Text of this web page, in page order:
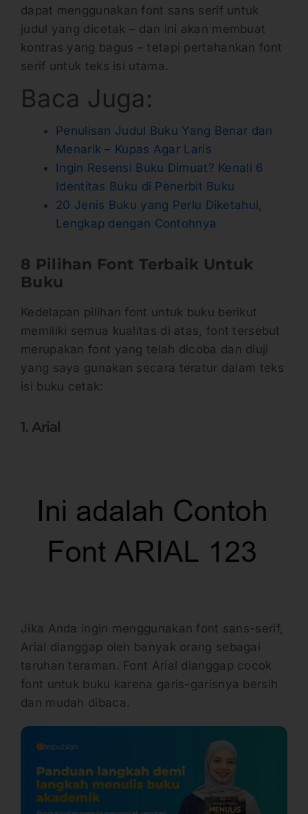
dapat menggunakan font sans serif untuk
judul yang dicetak – dan ini akan membuat
kontras yang bagus – tetapi pertahankan font
serif untuk teks isi utama.
Baca Juga:
Penulisan Judul Buku Yang Benar dan
Menarik – Kupas Agar Laris
Ingin Resensi Buku Dimuat? Kenali 6
Identitas Buku di Penerbit Buku
20 Jenis Buku yang Perlu Diketahui,
Lengkap dengan Contohnya
8 Pilihan Font Terbaik Untuk
Buku
Kedelapan pilihan font untuk buku berikut
memiliki semua kualitas di atas, font tersebut
merupakan font yang telah dicoba dan diuji
yang saya gunakan secara teratur dalam teks
isi buku cetak:
1. Arial
Jika Anda ingin menggunakan font sans-serif,
Arial dianggap oleh banyak orang sebagai
taruhan teraman. Font Arial dianggap cocok
font untuk buku karena garis-garisnya bersih
dan mudah dibaca.